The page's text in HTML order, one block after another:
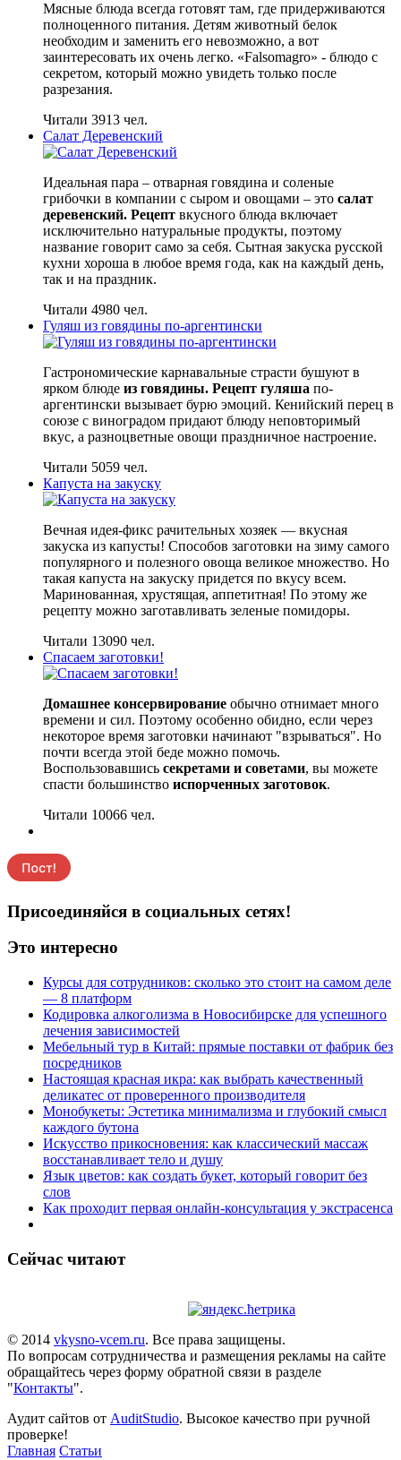
Мясные блюда всегда готовят там, где придерживаются
полноценного питания. Детям животный белок
необходим и заменить его невозможно, а вот
заинтересовать их очень легко. «Falsomagro» - блюдо с
секретом, который можно увидеть только после
разрезания.
Читали 3913 чел.
Салат Деревенский
Идеальная пара – отварная говядина и соленые
грибочки в компании с сыром и овощами – это салат
деревенский. Рецепт вкусного блюда включает
исключительно натуральные продукты, поэтому
название говорит само за себя. Сытная закуска русской
кухни хороша в любое время года, как на каждый день,
так и на праздник.
Читали 4980 чел.
Гуляш из говядины по-аргентински
Гастрономические карнавальные страсти бушуют в
ярком блюде из говядины. Рецепт гуляша по-
аргентински вызывает бурю эмоций. Кенийский перец в
союзе с виноградом придают блюду неповторимый
вкус, а разноцветные овощи праздничное настроение.
Читали 5059 чел.
Капуста на закуску
Вечная идея-фикс рачительных хозяек — вкусная
закуска из капусты! Способов заготовки на зиму самого
популярного и полезного овоща великое множество. Но
такая капуста на закуску придется по вкусу всем.
Маринованная, хрустящая, аппетитная! По этому же
рецепту можно заготавливать зеленые помидоры.
Читали 13090 чел.
Спасаем заготовки!
Домашнее консервирование обычно отнимает много
времени и сил. Поэтому особенно обидно, если через
некоторое время заготовки начинают "взрываться". Но
почти всегда этой беде можно помочь.
Воспользовавшись секретами и советами, вы можете
спасти большинство испорченных заготовок.
Читали 10066 чел.
Присоединяйся в социальных сетях!
Это интересно
Курсы для сотрудников: сколько это стоит на самом деле
— 8 платформ
Кодировка алкоголизма в Новосибирске для успешного
лечения зависимостей
Мебельный тур в Китай: прямые поставки от фабрик без
посредников
Настоящая красная икра: как выбрать качественный
деликатес от проверенного производителя
Монобукеты: Эстетика минимализма и глубокий смысл
каждого бутона
Искусство прикосновения: как классический массаж
восстанавливает тело и душу
Язык цветов: как создать букет, который говорит без
слов
Как проходит первая онлайн-консультация у экстрасенса
Сейчас читают
© 2014 vkysno-vcem.ru. Все права защищены.
По вопросам сотрудничества и размещения рекламы на сайте
обращайтесь через форму обратной связи в разделе
"Контакты".
Аудит сайтов от AuditStudio. Высокое качество при ручной
проверке!
Главная Статьи